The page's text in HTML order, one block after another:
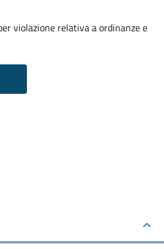
violazione relativa a ordinanze e